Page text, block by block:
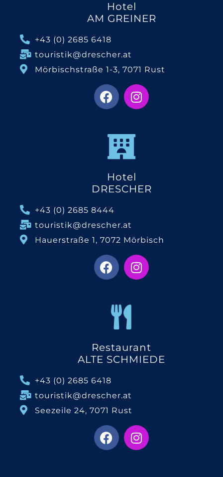
Hotel
AM GREINER
+43 (0) 2685 6418
touristik@drescher.at
Mörbischstraße 1-3, 7071 Rust
Hotel
DRESCHER
+43 (0) 2685 8444
touristik@drescher.at
Hauerstraße 1, 7072 Mörbisch
Restaurant
ALTE SCHMIEDE
+43 (0) 2685 6418
touristik@drescher.at
Seezeile 24, 7071 Rust